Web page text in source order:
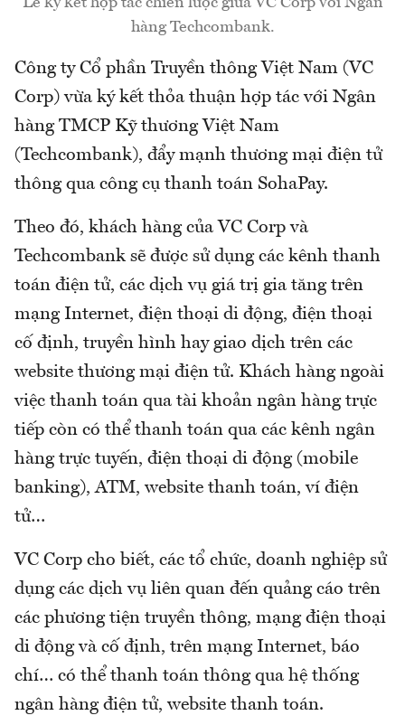
hàng Techcombank.
Công ty Cổ phần Truyền thông Việt Nam (VC
Corp) vừa ký kết thỏa thuận hợp tác với Ngân
hàng TMCP Kỹ thương Việt Nam
(Techcombank), đẩy mạnh thương mại điện tử
thông qua công cụ thanh toán SohaPay.
Theo đó, khách hàng của VC Corp và
Techcombank sẽ được sử dụng các kênh thanh
toán điện tử, các dịch vụ giá trị gia tăng trên
mạng Internet, điện thoại di động, điện thoại
cố định, truyền hình hay giao dịch trên các
website thương mại điện tử. Khách hàng ngoài
việc thanh toán qua tài khoản ngân hàng trực
tiếp còn có thể thanh toán qua các kênh ngân
hàng trực tuyến, điện thoại di động (mobile
banking), ATM, website thanh toán, ví điện
tử…
VC Corp cho biết, các tổ chức, doanh nghiệp sử
dụng các dịch vụ liên quan đến quảng cáo trên
các phương tiện truyền thông, mạng điện thoại
di động và cố định, trên mạng Internet, báo
chí… có thể thanh toán thông qua hệ thống
ngân hàng điện tử, website thanh toán.